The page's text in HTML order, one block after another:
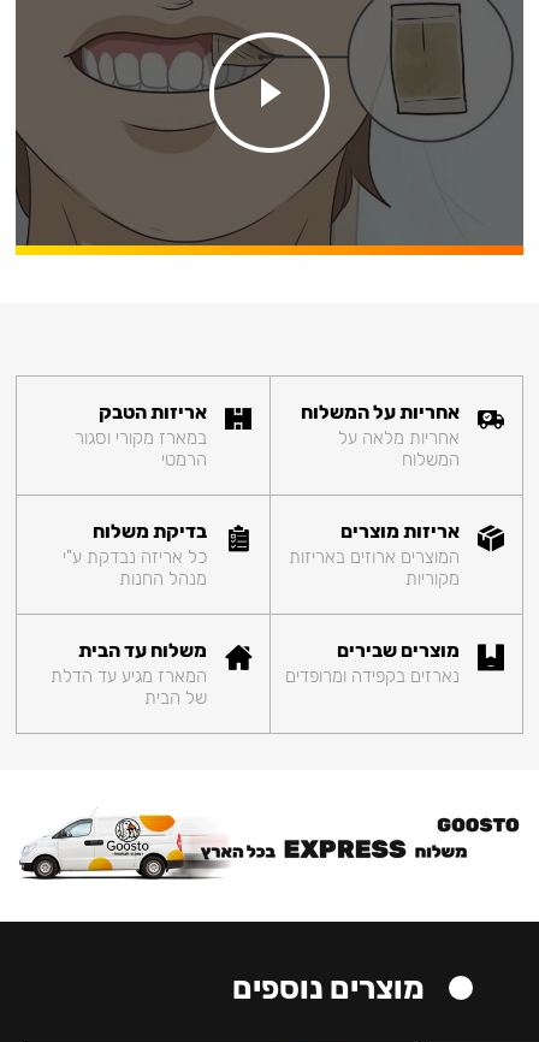
אחריות על המשלוח
אחריות מלאה על
המשלוח
אריזות הטבק
במארז מקורי וסגור
הרמטי
אריזות מוצרים
המוצרים ארוזים באריזות
מקוריות
בדיקת משלוח
כל אריזה נבדקת ע"י
מנהל החנות
מוצרים שבירים
נארזים בקפידה ומרופדים
משלוח עד הבית
המארז מגיע עד הדלת
של הבית
מוצרים נוספים